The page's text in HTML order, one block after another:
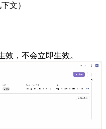
文）
，不会立即生效。